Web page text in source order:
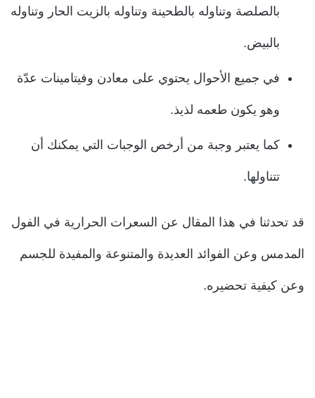
بالصلصة وتناوله بالطحينة وتناوله بالزيت الحار وتناوله
بالبيض.
في جميع الأحوال يحتوي على معادن وفيتامينات عدّة
وهو يكون طعمه لذيذ.
كما يعتبر وجبة من أرخص الوجبات التي يمكنك أن
تتناولها.
قد تحدثنا في هذا المقال عن السعرات الحرارية في الفول
المدمس وعن الفوائد العديدة والمتنوعة والمفيدة للجسم
وعن كيفية تحضيره.